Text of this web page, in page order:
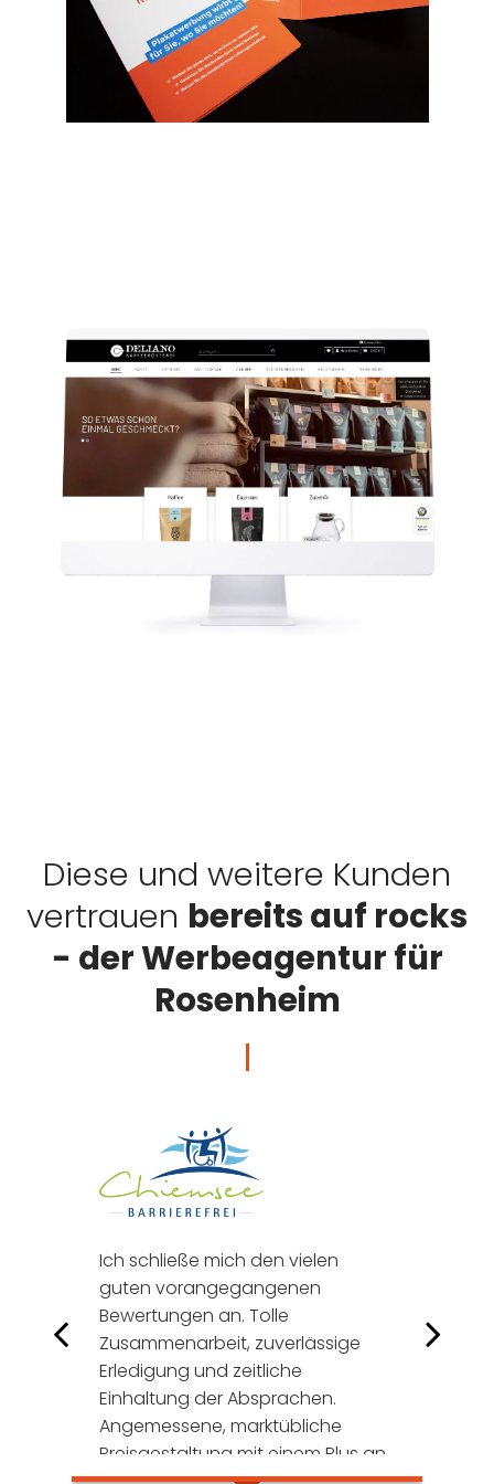
Diese und weitere Kunden
vertrauen bereits auf rocks
- der Werbeagentur für
Rosenheim
Ich schließe mich den vielen
guten vorangegangenen
Bewertungen an. Tolle
Zusammenarbeit, zuverlässige
Erledigung und zeitliche
Einhaltung der Absprachen.
Angemessene, marktübliche
Preisgestaltung mit einem Plus an